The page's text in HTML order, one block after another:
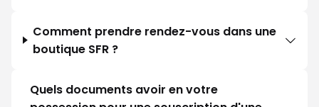
Comment prendre rendez-vous dans une
boutique SFR ?
Quels documents avoir en votre